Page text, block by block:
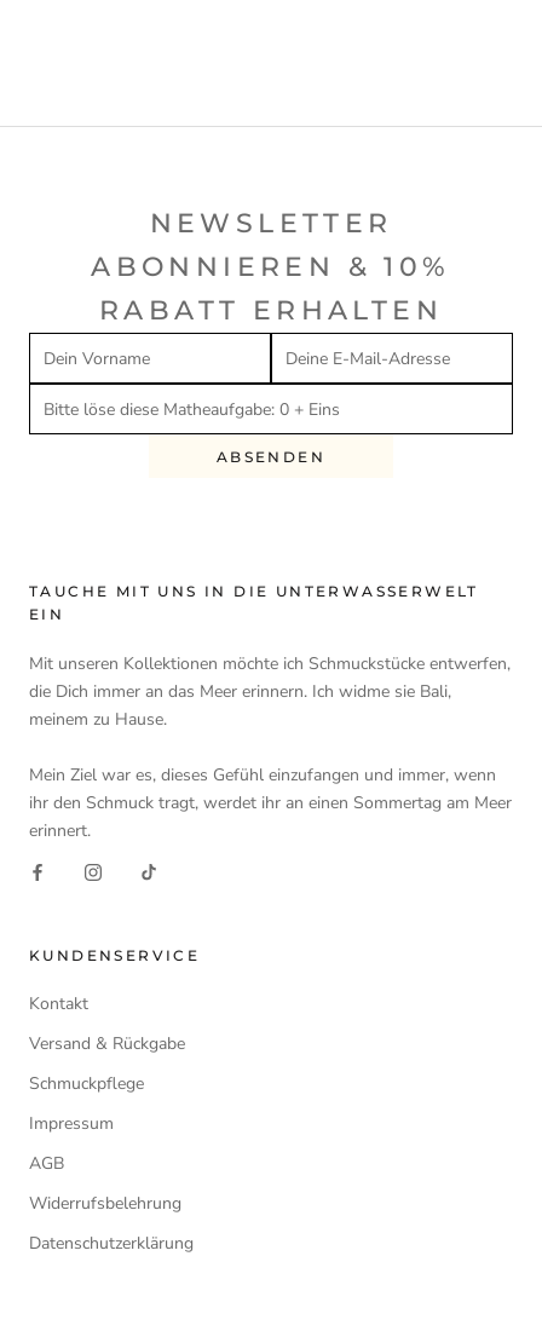
NEWSLETTER
ABONNIEREN & 10%
RABATT ERHALTEN
ABSENDEN
TAUCHE MIT UNS IN DIE UNTERWASSERWELT
EIN
Mit unseren Kollektionen möchte ich Schmuckstücke entwerfen,
die Dich immer an das Meer erinnern. Ich widme sie Bali,
meinem zu Hause.
Mein Ziel war es, dieses Gefühl einzufangen und immer, wenn
ihr den Schmuck tragt, werdet ihr an einen Sommertag am Meer
erinnert.
KUNDENSERVICE
Kontakt
Versand & Rückgabe
Schmuckpflege
Impressum
AGB
Widerrufsbelehrung
Datenschutzerklärung